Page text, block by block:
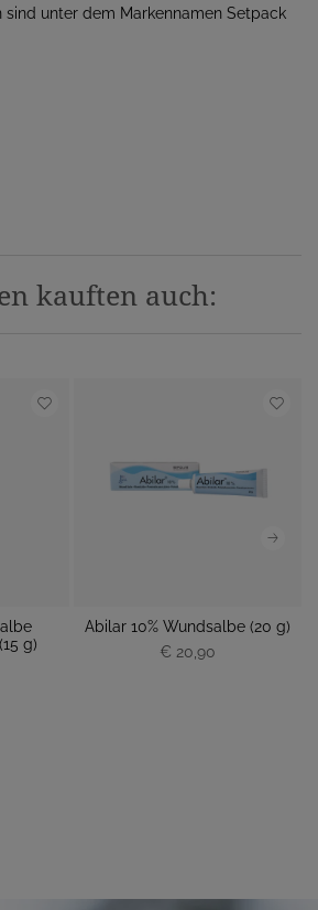
sind unter dem Markennamen Setpack
kauften auch:
g)
Abilar 10% Wundsalbe (20 g)
€ 20,90